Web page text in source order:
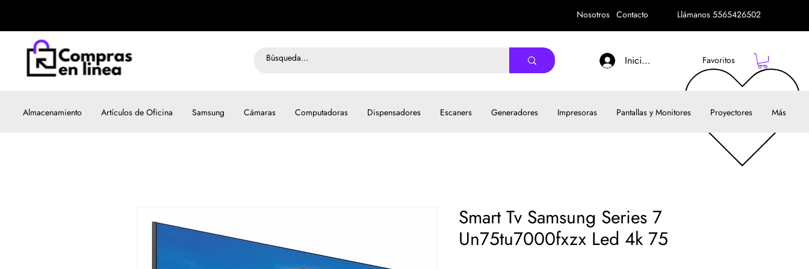
Nosotros Contacto Llámanos 5565426502
Iniciar sesión Favoritos
Almacenamiento Artículos de Oficina Samsung Cámaras Computadoras Dispensadores Escaners Generadores Impresoras Pantallas y Monitores Proyectores Más
Smart Tv Samsung Series 7
Un75tu7000fxzx Led 4k 75